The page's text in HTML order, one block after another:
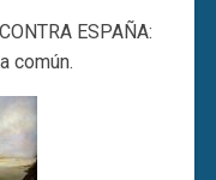
ESPAÑA:
común.